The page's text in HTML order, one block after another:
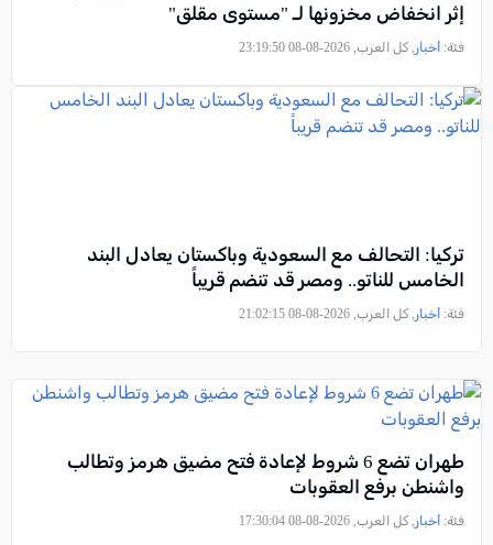
إثر انخفاض مخزونها لـ "مستوى مقلق"
فئة: أخبار , كل العرب, 2026-08-08 23:19:50
تركيا: التحالف مع السعودية وباكستان يعادل البند
الخامس للناتو.. ومصر قد تنضم قريباً
فئة: أخبار , كل العرب, 2026-08-08 21:02:15
طهران تضع 6 شروط لإعادة فتح مضيق هرمز وتطالب
واشنطن برفع العقوبات
فئة: أخبار , كل العرب, 2026-08-08 17:30:04